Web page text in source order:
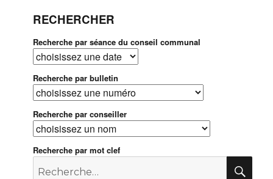
RECHERCHER
Recherche par séance du conseil communal
Recherche par bulletin
Recherche par conseiller
Recherche par mot clef
Recherche